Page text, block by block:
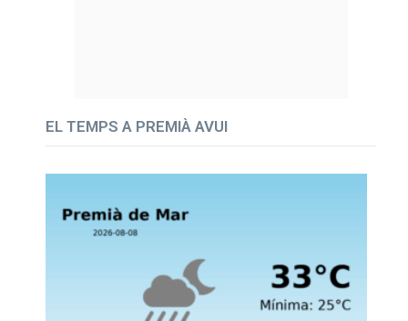
EL TEMPS A PREMIÀ AVUI